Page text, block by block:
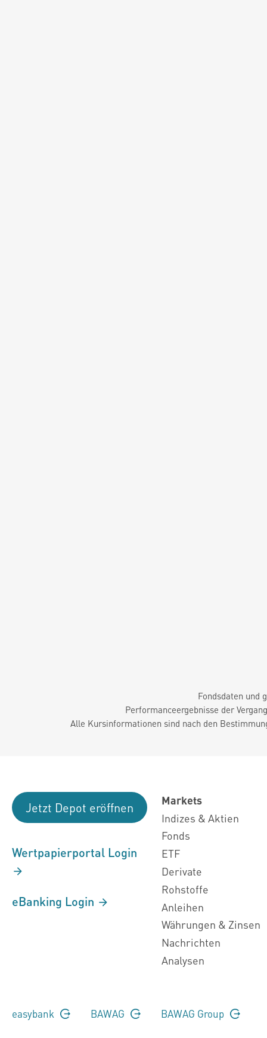
Fondsdaten und
Performanceergebnisse der
Alle Kursinformationen sind nach den
Jetzt Depot eröffnen
Wertpapierportal Login
eBanking Login
Markets
Indizes & Aktien
Fonds
ETF
Derivate
Rohstoffe
Anleihen
Währungen & Zinsen
Nachrichten
Analysen
easybank BAWAG BAWAG Group